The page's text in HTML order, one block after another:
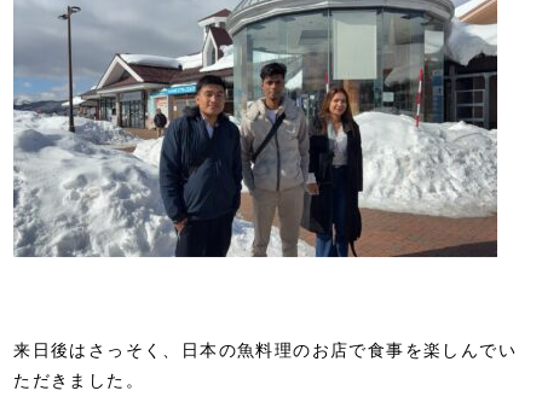
来日後はさっそく、日本の魚料理のお店で食事を楽しんでい
ただきました。